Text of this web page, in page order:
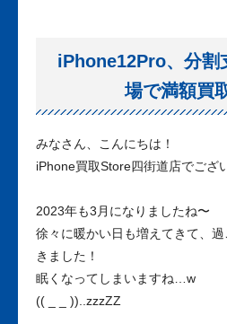
iPhone12Pro、分割
場で満額買
みなさん、こんにちは！
iPhone買取Store四街道店でござ
2023年も3月になりましたね〜
徐々に暖かい日も増えてきて、
きました！
眠くなってしまいますね…w
(( _ _ ))..zzzZZ